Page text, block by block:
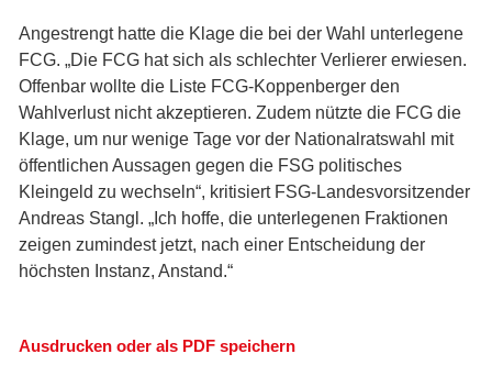
Angestrengt hatte die Klage die bei der Wahl unterlegene
FCG. „Die FCG hat sich als schlechter Verlierer erwiesen.
Offenbar wollte die Liste FCG-Koppenberger den
Wahlverlust nicht akzeptieren. Zudem nützte die FCG die
Klage, um nur wenige Tage vor der Nationalratswahl mit
öffentlichen Aussagen gegen die FSG politisches
Kleingeld zu wechseln“, kritisiert FSG-Landesvorsitzender
Andreas Stangl. „Ich hoffe, die unterlegenen Fraktionen
zeigen zumindest jetzt, nach einer Entscheidung der
höchsten Instanz, Anstand.“
Ausdrucken oder als PDF speichern